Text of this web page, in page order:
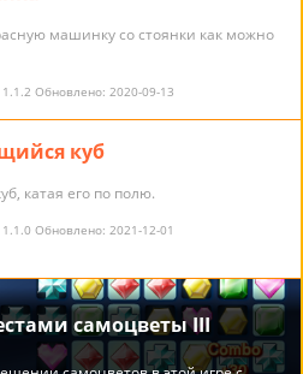
машинку со стоянки как можно
Обновлено: 2020-09-13
куб
катая его по полю.
Обновлено: 2021-12-01